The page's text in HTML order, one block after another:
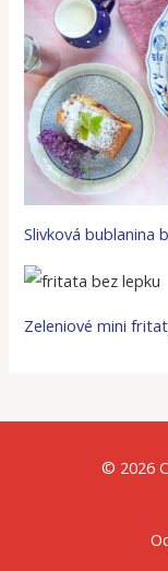
Slivková bublanina
Zeleniové mini
© 2026